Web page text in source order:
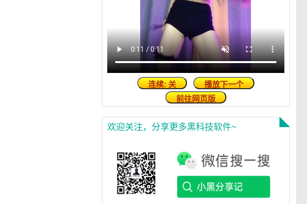
连续: 关
播放下一个
前往网页版
欢迎关注，分享更多黑科技软件~